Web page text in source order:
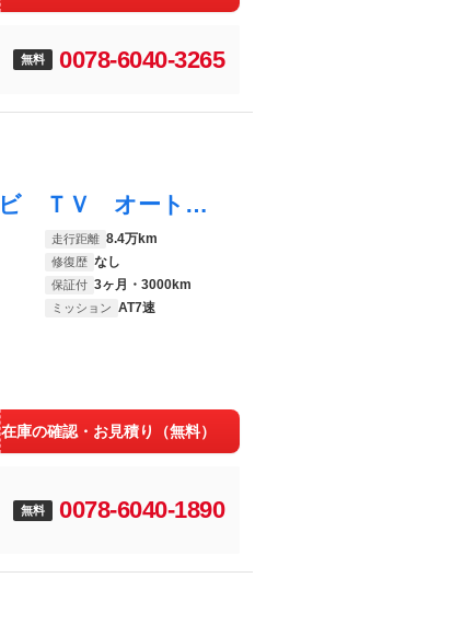
無料 0078-6040-3265
Ｅクラス Ｅ３００ ワンオーナー ＥＴＣ ナビ ＴＶ オートクルーズコントロール ＡＴ ＨＩＤ 盗難防止システム ＡＢＳ ＥＳＣ エアコン パワーステアリング パワーウィンドウ
走行距離 8.4万km
修復歴 なし
保証付 3ヶ月・3000km
ミッション AT7速
在庫の確認・お見積り（無料）
無料 0078-6040-1890